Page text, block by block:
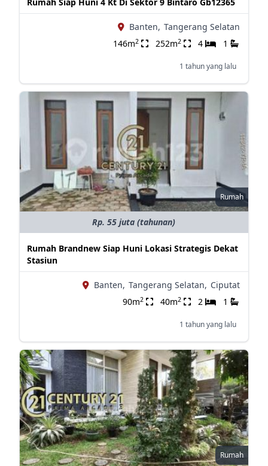
Banten, Tangerang Selatan
146m2 252m2 4 1
1 tahun yang lalu
Rumah
Rp. 55 juta (tahunan)
Rumah Brandnew Siap Huni Lokasi Strategis Dekat
Stasiun
Banten, Tangerang Selatan, Ciputat
90m2 40m2 2 1
1 tahun yang lalu
Rumah